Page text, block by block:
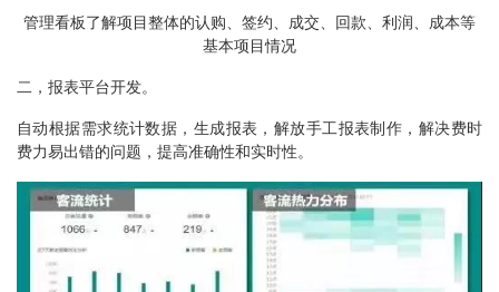
管理看板了解项目整体的认购、签约、成交、回款、利润、成本等
基本项目情况
二，报表平台开发。
自动根据需求统计数据，生成报表，解放手工报表制作，解决费时
费力易出错的问题，提高准确性和实时性。